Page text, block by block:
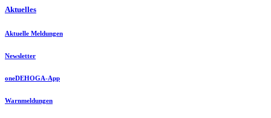
Aktuelles
Aktuelle Meldungen
Newsletter
oneDEHOGA-App
Warnmeldungen